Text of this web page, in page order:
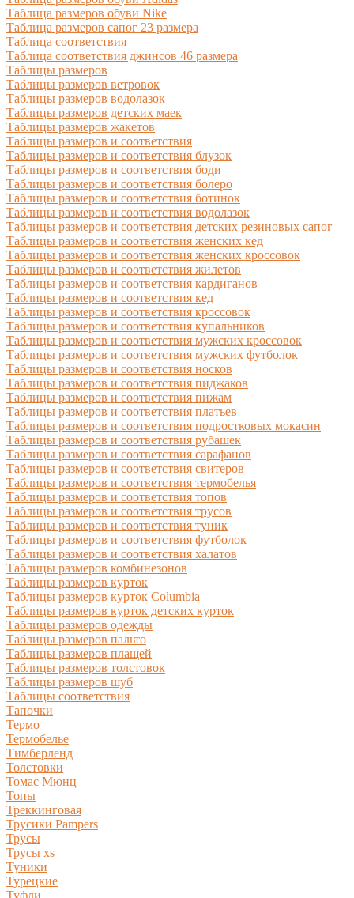
Таблица размеров обуви Nike
Таблица размеров сапог 23 размера
Таблица соответствия
Таблица соответствия джинсов 46 размера
Таблицы размеров
Таблицы размеров ветровок
Таблицы размеров водолазок
Таблицы размеров детских маек
Таблицы размеров жакетов
Таблицы размеров и соответствия
Таблицы размеров и соответствия блузок
Таблицы размеров и соответствия боди
Таблицы размеров и соответствия болеро
Таблицы размеров и соответствия ботинок
Таблицы размеров и соответствия водолазок
Таблицы размеров и соответствия детских резиновых сапог
Таблицы размеров и соответствия женских кед
Таблицы размеров и соответствия женских кроссовок
Таблицы размеров и соответствия жилетов
Таблицы размеров и соответствия кардиганов
Таблицы размеров и соответствия кед
Таблицы размеров и соответствия кроссовок
Таблицы размеров и соответствия купальников
Таблицы размеров и соответствия мужских кроссовок
Таблицы размеров и соответствия мужских футболок
Таблицы размеров и соответствия носков
Таблицы размеров и соответствия пиджаков
Таблицы размеров и соответствия пижам
Таблицы размеров и соответствия платьев
Таблицы размеров и соответствия подростковых мокасин
Таблицы размеров и соответствия рубашек
Таблицы размеров и соответствия сарафанов
Таблицы размеров и соответствия свитеров
Таблицы размеров и соответствия термобелья
Таблицы размеров и соответствия топов
Таблицы размеров и соответствия трусов
Таблицы размеров и соответствия туник
Таблицы размеров и соответствия футболок
Таблицы размеров и соответствия халатов
Таблицы размеров комбинезонов
Таблицы размеров курток
Таблицы размеров курток Columbia
Таблицы размеров курток детских курток
Таблицы размеров одежды
Таблицы размеров пальто
Таблицы размеров плащей
Таблицы размеров толстовок
Таблицы размеров шуб
Таблицы соответствия
Тапочки
Термо
Термобелье
Тимберленд
Толстовки
Томас Мюнц
Топы
Треккинговая
Трусики Pampers
Трусы
Трусы xs
Туники
Турецкие